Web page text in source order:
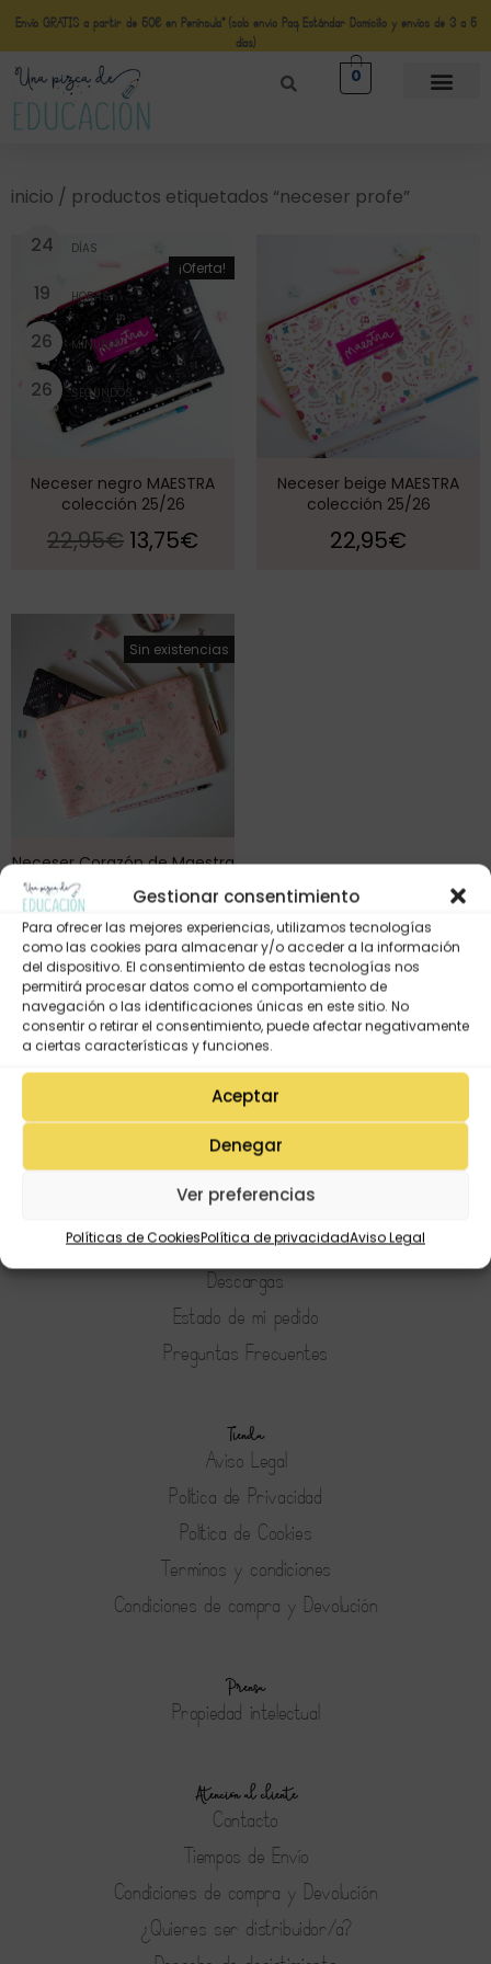
Gestionar consentimiento
Para ofrecer las mejores experiencias, utilizamos tecnologías
como las cookies para almacenar y/o acceder a la información
del dispositivo. El consentimiento de estas tecnologías nos
permitirá procesar datos como el comportamiento de
navegación o las identificaciones únicas en este sitio. No
consentir o retirar el consentimiento, puede afectar negativamente
a ciertas características y funciones.
Aceptar
Denegar
Ver preferencias
Políticas de CookiesPolítica de privacidadAviso Legal
Envío GRATIS a partir de 50€ en Península* (solo envio Paq Estándar Domicilio y envíos de 3 a 5
días)
0
inicio / productos etiquetados “neceser profe”
¡Oferta!
24 DÍAS
19 HORAS
26 MINUTOS
25 SEGUNDOS
Neceser negro MAESTRA
colección 25/26
22,95€ 13,75€
Neceser beige MAESTRA
colección 25/26
22,95€
¡Oferta!
Sin existencias
Neceser Corazón de Maestra
19,95€9,95€
Mi Cuenta
Lista de deseos
Mi Perfil
Descargas
Estado de mi pedido
Preguntas Frecuentes
Tienda
Aviso Legal
Política de Privacidad
Política de Cookies
Terminos y condiciones
Condiciones de compra y Devolución
Prensa
Propiedad intelectual
Atención al cliente
Contacto
Tiempos de Envío
Condiciones de compra y Devolución
¿Quieres ser distribuidor/a?